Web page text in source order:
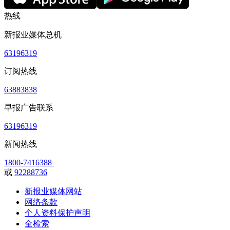
热线
新报业媒体总机
63196319
订阅热线
63883838
早报广告联系
63196319
新闻热线
1800-7416388
或 92288736
新报业媒体网站
网络条款
个人资料保护声明
全检索